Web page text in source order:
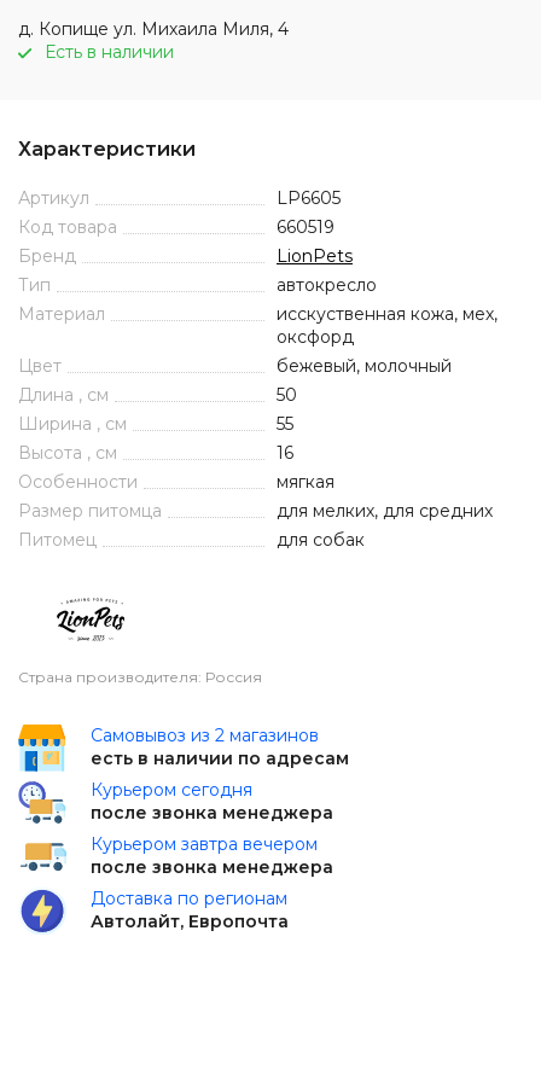
д. Копище ул. Михаила Миля, 4
Есть в наличии
Характеристики
Артикул
LP6605
Код товара
660519
Бренд
LionPets
Тип
автокресло
Материал
исскуственная кожа, мех,
оксфорд
Цвет
бежевый, молочный
Длина , см
50
Ширина , см
55
Высота , см
16
Особенности
мягкая
Размер питомца
для мелких, для средних
Питомец
для собак
Страна производителя: Россия
Самовывоз из 2 магазинов
есть в наличии по адресам
Курьером сегодня
после звонка менеджера
Курьером завтра вечером
после звонка менеджера
Доставка по регионам
Автолайт, Европочта